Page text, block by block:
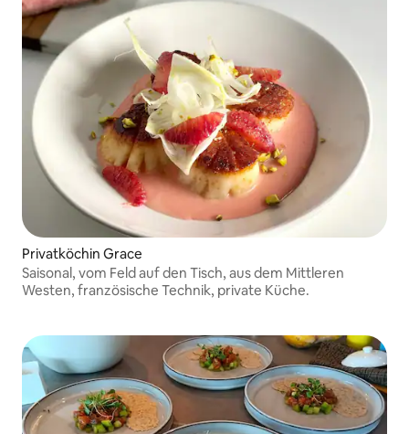
Privatköchin Grace
Saisonal, vom Feld auf den Tisch, aus dem Mittleren
Westen, französische Technik, private Küche.